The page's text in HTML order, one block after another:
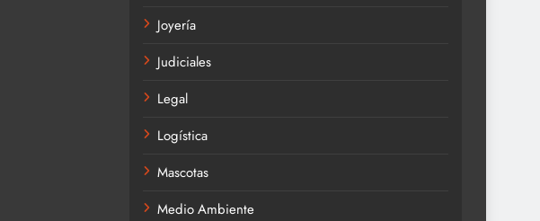
Joyería
Judiciales
Legal
Logística
Mascotas
Medio Ambiente